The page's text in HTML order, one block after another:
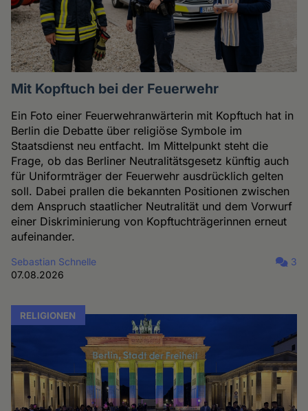
Mit Kopftuch bei der Feuerwehr
Ein Foto einer Feuerwehranwärterin mit Kopftuch hat in
Berlin die Debatte über religiöse Symbole im
Staatsdienst neu entfacht. Im Mittelpunkt steht die
Frage, ob das Berliner Neutralitätsgesetz künftig auch
für Uniformträger der Feuerwehr ausdrücklich gelten
soll. Dabei prallen die bekannten Positionen zwischen
dem Anspruch staatlicher Neutralität und dem Vorwurf
einer Diskriminierung von Kopftuchträgerinnen erneut
aufeinander.
Sebastian Schnelle
07.08.2026
3
RELIGIONEN